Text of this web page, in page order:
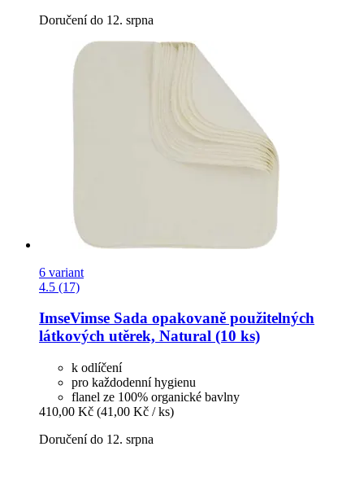
Doručení do 12. srpna
6 variant
4.5 (17)
ImseVimse Sada opakovaně použitelných
látkových utěrek, Natural (10 ks)
k odlíčení
pro každodenní hygienu
flanel ze 100% organické bavlny
410,00 Kč (41,00 Kč / ks)
Doručení do 12. srpna